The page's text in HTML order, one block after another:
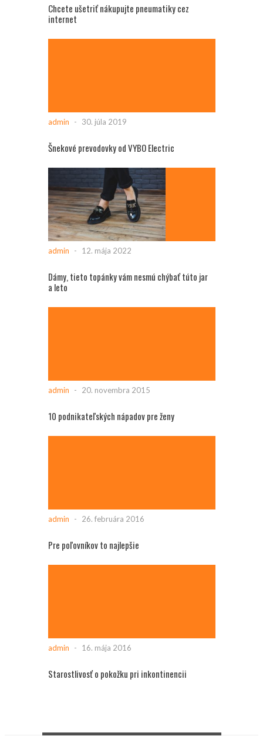
Chcete ušetriť nákupujte pneumatiky cez
internet
admin - 30. júla 2019
Šnekové prevodovky od VYBO Electric
admin - 12. mája 2022
Dámy, tieto topánky vám nesmú chýbať túto jar
a leto
admin - 20. novembra 2015
10 podnikateľských nápadov pre ženy
admin - 26. februára 2016
Pre poľovníkov to najlepšie
admin - 16. mája 2016
Starostlivosť o pokožku pri inkontinencii